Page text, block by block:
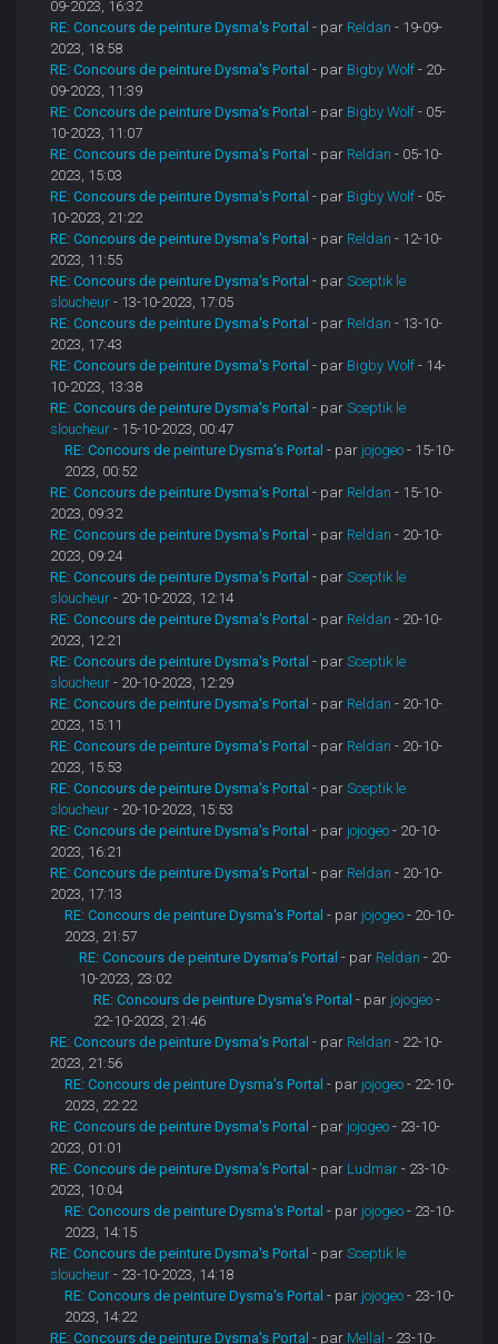
09-2023, 16:32
RE: Concours de peinture Dysma's Portal - par Reldan - 19-09-
2023, 18:58
RE: Concours de peinture Dysma's Portal - par Bigby Wolf - 20-
09-2023, 11:39
RE: Concours de peinture Dysma's Portal - par Bigby Wolf - 05-
10-2023, 11:07
RE: Concours de peinture Dysma's Portal - par Reldan - 05-10-
2023, 15:03
RE: Concours de peinture Dysma's Portal - par Bigby Wolf - 05-
10-2023, 21:22
RE: Concours de peinture Dysma's Portal - par Reldan - 12-10-
2023, 11:55
RE: Concours de peinture Dysma's Portal - parSceptik le
sloucheur - 13-10-2023, 17:05
RE: Concours de peinture Dysma's Portal - par Reldan - 13-10-
2023, 17:43
RE: Concours de peinture Dysma's Portal - par Bigby Wolf - 14-
10-2023, 13:38
RE: Concours de peinture Dysma's Portal - parSceptik le
sloucheur - 15-10-2023, 00:47
RE: Concours de peinture Dysma's Portal - par jojogeo - 15-10-
2023, 00:52
RE: Concours de peinture Dysma's Portal - par Reldan - 15-10-
2023, 09:32
RE: Concours de peinture Dysma's Portal - par Reldan - 20-10-
2023, 09:24
RE: Concours de peinture Dysma's Portal - parSceptik le
sloucheur - 20-10-2023, 12:14
RE: Concours de peinture Dysma's Portal - par Reldan - 20-10-
2023, 12:21
RE: Concours de peinture Dysma's Portal - parSceptik le
sloucheur - 20-10-2023, 12:29
RE: Concours de peinture Dysma's Portal - par Reldan - 20-10-
2023, 15:11
RE: Concours de peinture Dysma's Portal - par Reldan - 20-10-
2023, 15:53
RE: Concours de peinture Dysma's Portal - parSceptik le
sloucheur - 20-10-2023, 15:53
RE: Concours de peinture Dysma's Portal - par jojogeo - 20-10-
2023, 16:21
RE: Concours de peinture Dysma's Portal - par Reldan - 20-10-
2023, 17:13
RE: Concours de peinture Dysma's Portal - par jojogeo - 20-10-
2023, 21:57
RE: Concours de peinture Dysma's Portal - par Reldan - 20-
10-2023, 23:02
RE: Concours de peinture Dysma's Portal - par jojogeo -
22-10-2023, 21:46
RE: Concours de peinture Dysma's Portal - par Reldan - 22-10-
2023, 21:56
RE: Concours de peinture Dysma's Portal - par jojogeo - 22-10-
2023, 22:22
RE: Concours de peinture Dysma's Portal - par jojogeo - 23-10-
2023, 01:01
RE: Concours de peinture Dysma's Portal - par Ludmar - 23-10-
2023, 10:04
RE: Concours de peinture Dysma's Portal - par jojogeo - 23-10-
2023, 14:15
RE: Concours de peinture Dysma's Portal - parSceptik le
sloucheur - 23-10-2023, 14:18
RE: Concours de peinture Dysma's Portal - par jojogeo - 23-10-
2023, 14:22
RE: Concours de peinture Dysma's Portal - par Mellal - 23-10-